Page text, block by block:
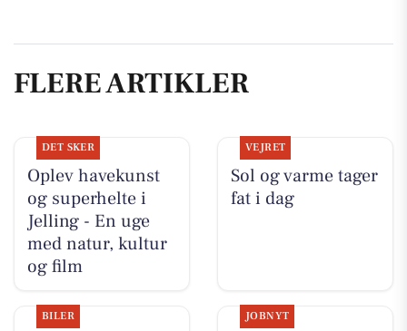
FLERE ARTIKLER
DET SKER
Oplev havekunst
og superhelte i
Jelling - En uge
med natur, kultur
og film
VEJRET
Sol og varme tager
fat i dag
BILER JOBNYT